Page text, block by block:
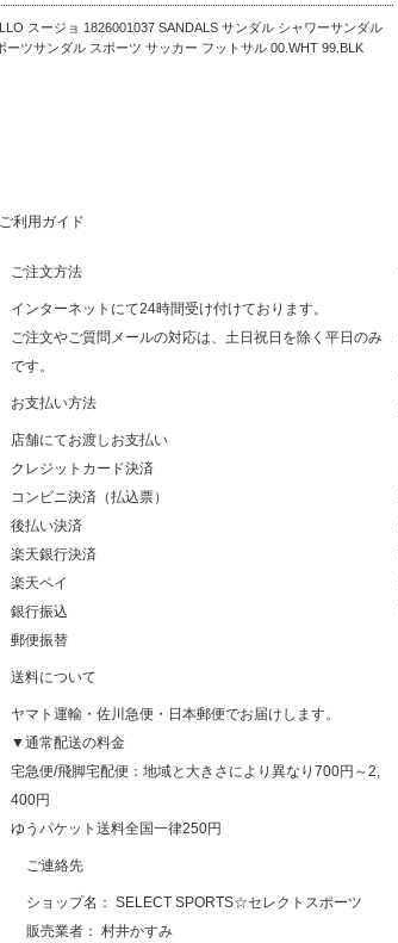
スージョ 1826001037 SANDALS サンダル シャワーサンダル
ーツサンダル スポーツ サッカー フットサル 00.WHT 99.BLK
ご利用ガイド
ご注文方法
インターネットにて24時間受け付けております。
ご注文やご質問メールの対応は、土日祝日を除く平日のみ
です。
お支払い方法
店舗にてお渡しお支払い
クレジットカード決済
コンビニ決済（払込票）
後払い決済
楽天銀行決済
楽天ペイ
銀行振込
郵便振替
送料について
ヤマト運輸・佐川急便・日本郵便でお届けします。
▼通常配送の料金
宅急便/飛脚宅配便：地域と大きさにより異なり700円～2,
400円
ゆうパケット送料全国一律250円
ご連絡先
ショップ名： SELECT SPORTS☆セレクトスポーツ
販売業者： 村井かすみ